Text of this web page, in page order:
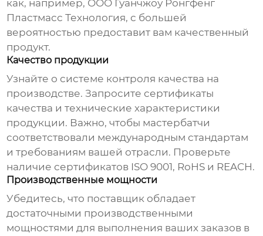
как, например, ООО Гуанчжоу Ронгфенг
Пластмасс Технология, с большей
вероятностью предоставит вам качественный
продукт.
Качество продукции
Узнайте о системе контроля качества на
производстве. Запросите сертификаты
качества и технические характеристики
продукции. Важно, чтобы мастербатчи
соответствовали международным стандартам
и требованиям вашей отрасли. Проверьте
наличие сертификатов ISO 9001, RoHS и REACH.
Производственные мощности
Убедитесь, что поставщик обладает
достаточными производственными
мощностями для выполнения ваших заказов в